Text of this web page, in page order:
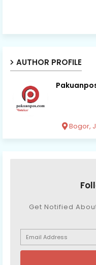
AUTHOR PROFILE
Bogor,
Get Notified